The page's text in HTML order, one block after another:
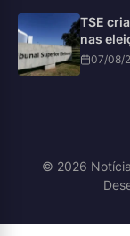
TSE
nas
07/08/
© 2026